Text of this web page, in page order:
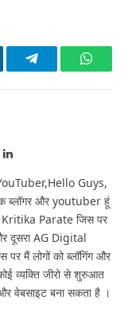
Telegram
LinkedIn
Guys,
ब्लॉगर और youtuber हूं
Kritika Parate जिस पर
दूसरा AG Digital
मैं लोगों को ब्लॉगिंग और
व्यक्ति जीरो से शुरुआत
वेबसाइट बना सकता है ।